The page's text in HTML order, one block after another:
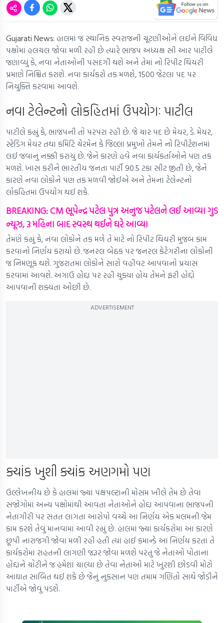
Gujarati News: હાલમાં જ સ્થાનિક સ્વરાજની ચૂંટણીઓને લઈને વિવિધ
પક્ષોમાં હલચલ જોવા મળી રહી છે ત્યારે ભાજપ અધ્યક્ષ સી આર પાટીલે
જણાવ્યું કે, નવા નેતાઓની પસંદગી થશે અને તેમાં નો રિપીટ થિયરી
પ્રમાણે નિશ્ચિત કરાશે. નવા કાર્યકરો તક મળશે, 1500 જેટલા પદ પર
નિયુક્તિ કરવામાં આવશે.
નવા ટેલેન્ટનો લોકહિતમાં ઉપયોગઃ પાટીલ
પાટીલે કહ્યું કે, ભાજપની તો પરંપરા રહી છે. જે ચાર પદ છે મેયર, ડે. મેયર,
સ્ટેડિંગ મેયર તથા કમિટિ ચેરમેન કે જિલ્લા પ્રમુખો તેમને નો રિપીટેશનમાં
લઈ જવાનું નક્કી કરાયું છે. જેને કારણે હવે નવા કાર્યકર્તાઓને પણ તક
મળશે. ખાસ કરીને ભારતીય જનતા પાર્ટી 90.5 ટકા સીટ જીતી છે, જેને
કારણે નવા લોકોને પણ તક મળવી જોઈએ અને તેમના ટેલેન્ટનો
લોકહિતમાં ઉપયોગ થઈ શકે.
BREAKING: CM ભૂપેન્દ્ર પટેલ પુત્ર અનુજ પટેલને લઈ આવ્યા ગુડ
ન્યૂઝ, 3 મહિના બાદ સ્વસ્થ થઈને ઘરે આવ્યા
તેમણે કહ્યું કે, નવા લોકોને તક મળે તે માટે નો રિપીટ થિયરી મુજબ કામ
કરવાનો નિર્ણય કરાયો છે. જનરલ બેઠક પર જનરલ કેટેગરીના લોકોની
જ નિમણૂક થશે. ગુજરાતમાં લોકોને સારો વહીવટ આપવાનો પ્રયાસ
કરવામાં આવશે. અગાઉ હોદ્દા પર રહી ચુક્યા હોય તેમને ફરી હોદ્દો
આપવાની શક્યતા ઓછી છે.
ADVERTISEMENT
ક્યાંક ખુશી ક્યાંક અણગમો પણ
ઉલ્લેખનીય છે કે હાલમાં જ્યાં પક્ષપલ્ટાની મોસમ ખીલે તેમ છે તેવા
સંજોગોમાં અન્ય પક્ષોમાંથી આવતા નેતાઓને હોદ્દા આપવાના ભાજપની
નેતાગીરી પર સતત લાગતા આરોપો વચ્ચે આ નિર્ણય એક મલમની જેમ
કામ કરશે તેવું માનવામાં આવી રહ્યું છે. હાલમાં જ્યાં કાર્યકરોમાં આ કારણે
છૂપી નારાજગી જોવા મળી રહી હતી ત્યાં હાઈ કમાન્ડે આ નિર્ણય કરતા તે
કાર્યકરોમાં રાહતની લાગણી જરૂર જોવા મળશે પરંતુ જે નેતાઓ પોતાના
હોદ્દાને ચોંટીને જ હંમેશા ચાલ્યા છે તેવા નેતાઓ માટે ખુરશી છોડવી મોટો
આઘાત સાબિત થઈ શકે છે જેનું નુકસાન પણ તમામ ગણિતો સાથે જોડીને
પાર્ટીએ જોવું પડશે.